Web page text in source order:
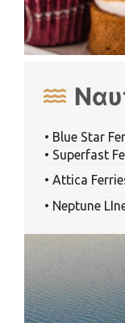
• Blue Star
• Superfast
• Attica
• Neptune